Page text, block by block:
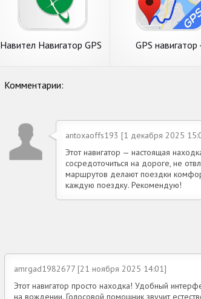
Навител Навигатор GPS
GPS навигатор
Комментарии:
antoxaoffs193 [1 декабря 2025
Этот навигатор — настоящая
сосредоточиться на дороге, не
маршрутов делают поездки
каждую поездку. Рекомендую!
amrgad1982677 [21 ноября 2025 14:01]
Этот навигатор просто находка! Удобный
на вождении. Голосовой помощник звучит